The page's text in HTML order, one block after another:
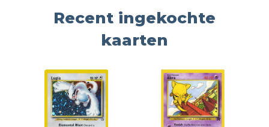
Recent ingekochte
kaarten